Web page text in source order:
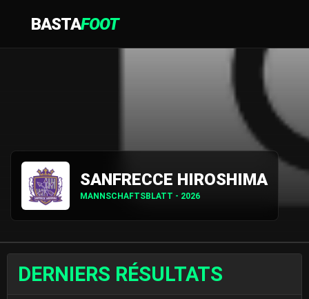
BASTAFOOT
SANFRECCE HIROSHIMA
MANNSCHAFTSBLATT - 2026
DERNIERS RÉSULTATS